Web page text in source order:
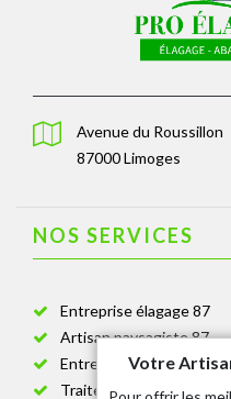
Avenue du Roussillon
87000 Limoges
NOS SERVICES
Entreprise élagage 87
Artisan paysagiste 87
Entreprise de jardinage
Traitement anti-chenille
Votre